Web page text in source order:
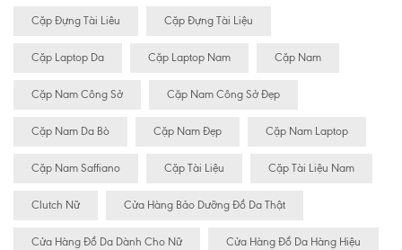
Cặp Đựng Tài Liêu Cặp Đựng Tài Liệu
Cặp Laptop Da Cặp Laptop Nam Cặp Nam
Cặp Nam Công Sở Cặp Nam Công Sở Đẹp
Cặp Nam Da Bò Cặp Nam Đẹp Cặp Nam Laptop
Cặp Nam Saffiano Cặp Tài Liệu Cặp Tài Liệu Nam
Clutch Nữ Cửa Hàng Bảo Dưỡng Đồ Da Thật
Cửa Hàng Đồ Da Dành Cho Nữ Cửa Hàng Đồ Da Hàng Hiệu